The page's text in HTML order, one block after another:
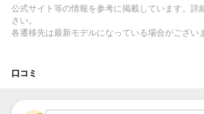
公式サイト等の情報を参考に掲載しています。詳
さい。
各遷移先は最新モデルになっている場合がござい
口コミ